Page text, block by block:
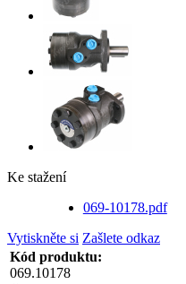
Ke stažení
069-10178.pdf
Vytiskněte si Zašlete odkaz
Kód produktu:
069.10178